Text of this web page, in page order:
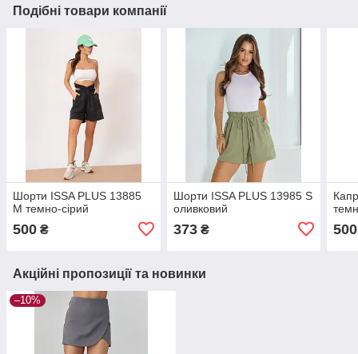
Подібні товари компанії
Шорти ISSA PLUS 13885
M темно-сірий
500 ₴
Шорти ISSA PLUS 13985 S
оливковий
373₴ 500
Акційні пропозиції та новинки
–10%